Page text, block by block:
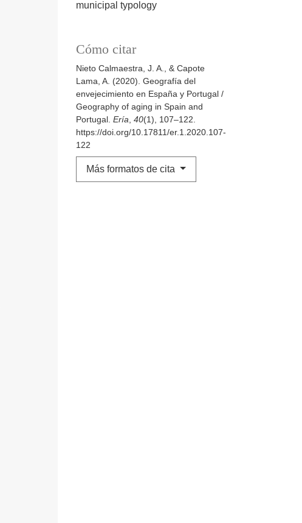
municipal typology
Cómo citar
Nieto Calmaestra, J. A., & Capote
Lama, A. (2020). Geografía del
envejecimiento en España y Portugal /
Geography of aging in Spain and
Portugal. Ería 40(1), 107–122.
https://doi.org/10.17811/er.1.2020.107-
122
Más formatos de cita